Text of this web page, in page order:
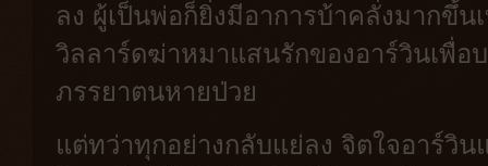
ลง ผู้เป็นพ่อก็ยิ่งมีอาการบ้าคลั่งมากขึ้
วิลลาร์ดฆ่าหมาแสนรักของอาร์วินเพื่อ
ภรรยาตนหายป่วย
แต่ทว่าทุกอย่างกลับแย่ลง จิตใจอาร์วิ